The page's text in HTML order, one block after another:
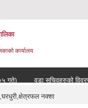
कार्यालय
गते)
वडा सचिवहरुको विवरण
नक्शा